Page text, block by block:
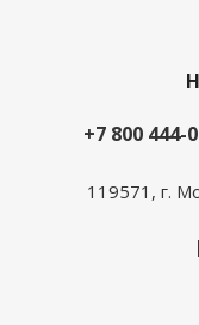
+7 800 444-
119571, г.